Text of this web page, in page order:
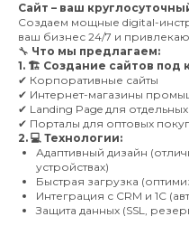
Сайт – ваш
Создаем мощные digital-
ваш бизнес 24/7 и
🔧 Что мы предлагаем:
1. 🏗️ Создание сайтов под
✔ Корпоративные сайты
✔ Интернет-магазины
✔ Landing Page для
✔ Порталы для оптовых
2. 💻 Технологии:
Адаптивный дизайн
устройствах)
Быстрая загрузка
Интеграция с CRM и 1С
Защита данных (SSL,